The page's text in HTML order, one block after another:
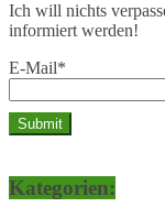
Ich will nichts
informiert werden!
E-Mail*
Kategorien: